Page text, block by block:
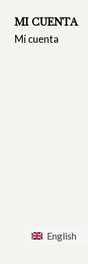
MI CUENTA
Mi cuenta
English